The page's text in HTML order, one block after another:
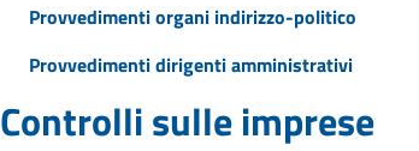
Provvedimenti organi indirizzo-politico
Provvedimenti dirigenti amministrativi
Controlli sulle imprese